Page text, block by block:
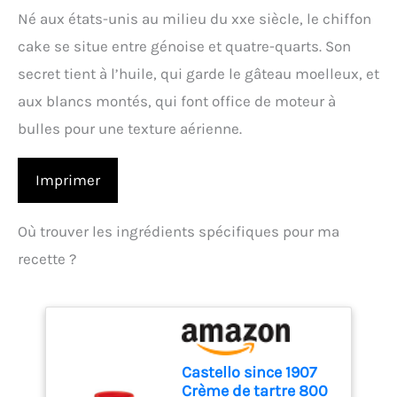
Né aux états-unis au milieu du xxe siècle, le chiffon
cake se situe entre génoise et quatre-quarts. Son
secret tient à l’huile, qui garde le gâteau moelleux, et
aux blancs montés, qui font office de moteur à
bulles pour une texture aérienne.
Imprimer
Où trouver les ingrédients spécifiques pour ma
recette ?
Castello since 1907
Crème de tartre 800